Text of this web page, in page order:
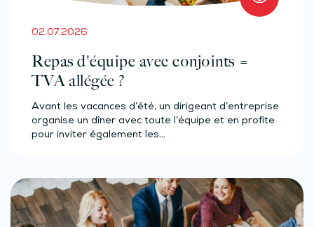
02.07.2026
Repas d'équipe avec conjoints =
TVA allégée ?
Avant les vacances d’été, un dirigeant d’entreprise
organise un dîner avec toute l’équipe et en profite
pour inviter également les…